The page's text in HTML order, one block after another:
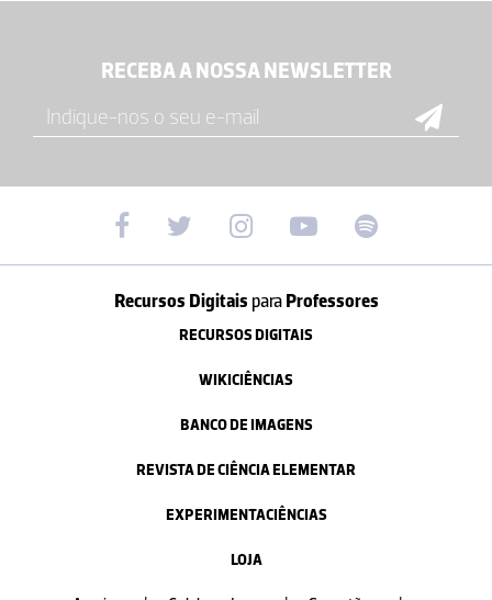
RECEBA A NOSSA NEWSLETTER
Recursos Digitais paraProfessores
RECURSOS DIGITAIS
WIKICIÊNCIAS
BANCO DE IMAGENS
REVISTA DE CIÊNCIA ELEMENTAR
EXPERIMENTACIÊNCIAS
LOJA